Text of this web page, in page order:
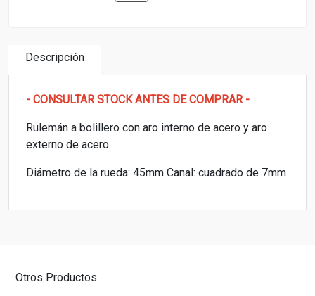
Descripción
- CONSULTAR STOCK ANTES DE COMPRAR -
Rulemán a bolillero con aro interno de acero y aro
externo de acero.
Diámetro de la rueda: 45mm Canal: cuadrado de 7mm
Otros Productos